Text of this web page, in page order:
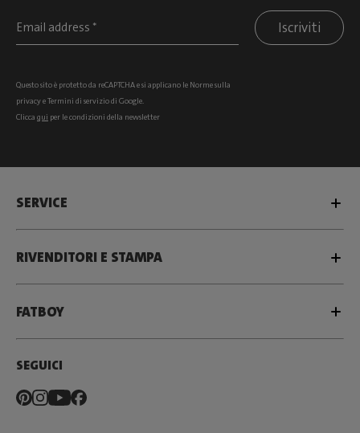
Iscriviti
Questo sito è protetto da reCAPTCHA e si applicano le Norme sulla
privacyeTermini di serviziodi Google.
Clicca qui per le condizioni della newsletter
SERVICE
RIVENDITORI E STAMPA
FATBOY
SEGUICI